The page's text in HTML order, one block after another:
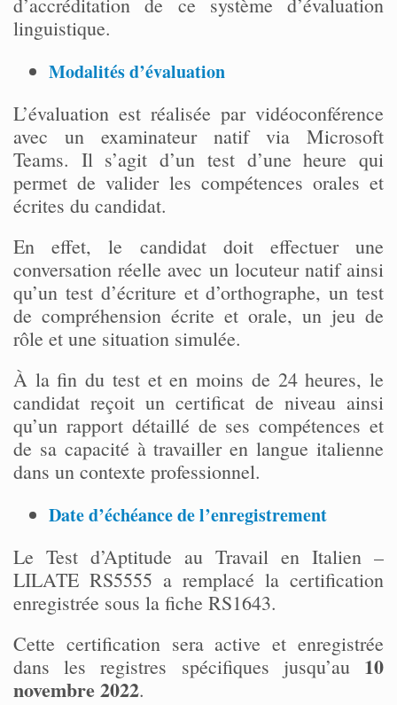
linguistique.
Modalités d’évaluation
L’évaluation est réalisée par vidéoconférence
avec un examinateur natif via Microsoft
Teams. Il s’agit d’un test d’une heure qui
permet de valider les compétences orales et
écrites du candidat.
En effet, le candidat doit effectuer une
conversation réelle avec un locuteur natif ainsi
qu’un test d’écriture et d’orthographe, un test
de compréhension écrite et orale, un jeu de
rôle et une situation simulée.
À la fin du test et en moins de 24 heures, le
candidat reçoit un certificat de niveau ainsi
qu’un rapport détaillé de ses compétences et
de sa capacité à travailler en langue italienne
dans un contexte professionnel.
Date d’échéance de l’enregistrement
Le Test d’Aptitude au Travail en Italien –
LILATE RS5555 a remplacé la certification
enregistrée sous la fiche RS1643.
Cette certification sera active et enregistrée
dans les registres spécifiques jusqu’au 10
novembre 2022.